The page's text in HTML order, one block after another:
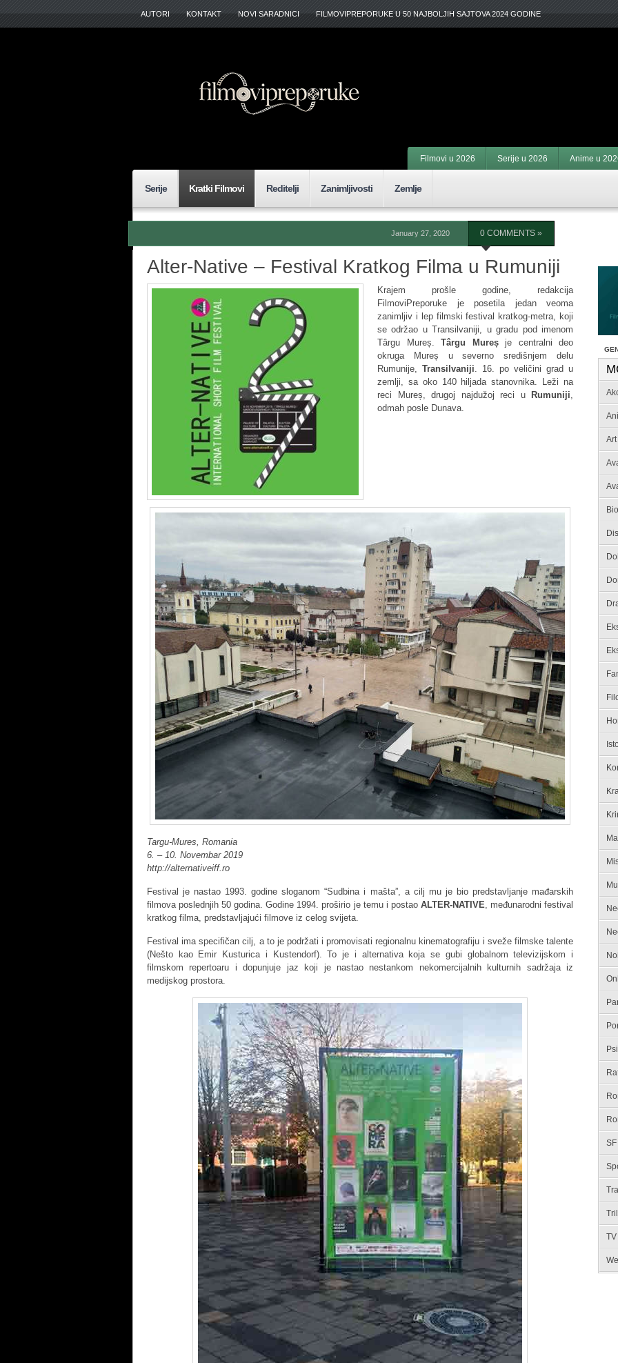
AUTORI KONTAKT NOVI SARADNICI FILMOVIPREPORUKE U 50 NAJBOLJIH SAJTOVA 2024 GODINE
Filmovi u 2026 Serije u 2026 Anime u
Serije Kratki Filmovi Reditelji Zanimljivosti Zemlje
January 27, 2020 0 COMMENTS »
Alter-Native – Festival Kratkog Filma u Rumuniji
Krajem prošle godine, redakcija
FilmoviPreporuke je posetila jedan veoma
zanimljiv i lep filmski festival kratkog-metra, koji
se održao u Transilvaniji, u gradu pod imenom
Târgu Mureș. Târgu Mureșje centralni deo
okruga Mureș u severno središnjem delu
Rumunije, Transilvaniji. 16. po veličini grad u
zemlji, sa oko 140 hiljada stanovnika. Leži na
reci Mureș, drugoj najdužoj reci u
Rumuniji,
odmah posle Dunava.
Targu-Mures, Romania
6. – 10. Novembar 2019
http://alternativeiff.ro
Festival je nastao 1993. godine sloganom “Sudbina i mašta”, a cilj mu je bio predstavljanje mađarskih
filmova poslednjih 50 godina. Godine 1994. proširio je temu i postao ALTER-NATIVE, međunarodni festival
kratkog filma, predstavljajući filmove iz celog svijeta.
Festival ima specifičan cilj, a to je podržati i promovisati regionalnu kinematografiju i sveže filmske talente
(Nešto kao Emir Kusturica i Kustendorf). To je i alternativa koja se gubi globalnom televizijskom i
filmskom repertoaru i dopunjuje jaz koji je nastao nestankom nekomercijalnih kulturnih sadržaja iz
medijskog prostora.
Art
SF
TV